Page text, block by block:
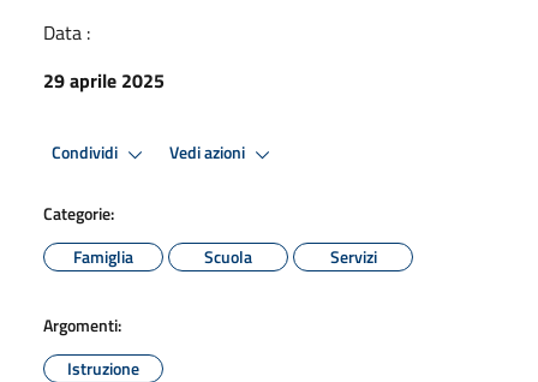
Data :
29 aprile 2025
Condividi Vedi azioni
Categorie:
Famiglia
Scuola Servizi
Argomenti:
Istruzione